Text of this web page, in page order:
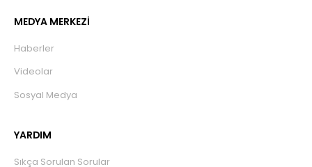
MEDYA MERKEZİ
Haberler
Videolar
Sosyal Medya
YARDIM
Sıkça Sorulan Sorular